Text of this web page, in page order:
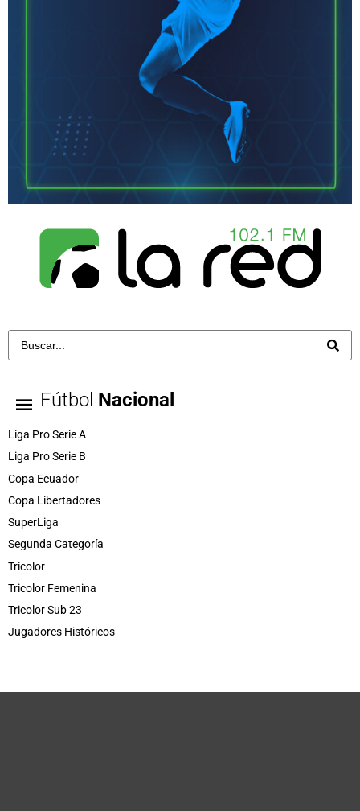
Fútbol Nacional
Liga Pro Serie A
Liga Pro Serie B
Copa Ecuador
Copa Libertadores
SuperLiga
Segunda Categoría
Tricolor
Tricolor Femenina
Tricolor Sub 23
Jugadores Históricos